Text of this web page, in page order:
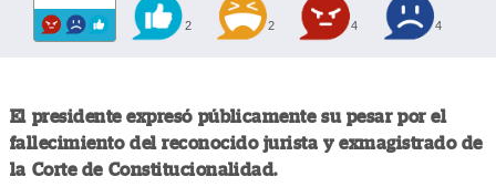
2 2 4 4
El presidente expresó públicamente su pesar por el
fallecimiento del reconocido jurista y exmagistrado de
la Corte de Constitucionalidad.